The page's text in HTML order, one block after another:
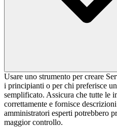
Usare uno strumento per creare
i principianti o per chi preferisce
semplificato. Assicura che tutte le
correttamente e fornisce
amministratori esperti potrebbero
maggior controllo.